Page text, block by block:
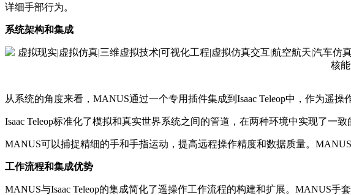
详细手部行为。
系统架构和集成
从系统的角度来看，MANUS通过一个专用插件集成到Isaac Teleop中，作为遥
Isaac Teleop标准化了模拟和真实世界系统之间的管道，在两种环境中实现了一
MANUS可以捕捉精细的手和手指运动，提高远程操作精度和数据质量。
工作流程和集成优势
MANUS与Isaac Teleop的集成简化了遥操作工作流程的构建和扩展。MANUS